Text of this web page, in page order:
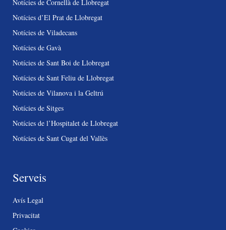
Notícies de Cornellà de Llobregat
Notícies d’El Prat de Llobregat
Notícies de Viladecans
Notícies de Gavà
Notícies de Sant Boi de Llobregat
Notícies de Sant Feliu de Llobregat
Notícies de Vilanova i la Geltrú
Notícies de Sitges
Notícies de l’Hospitalet de Llobregat
Notícies de Sant Cugat del Vallès
Serveis
Avís Legal
Privacitat